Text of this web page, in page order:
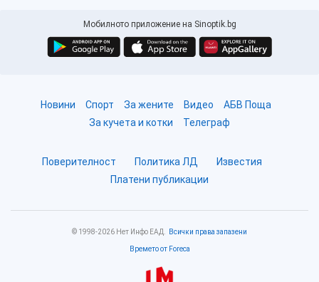
Мобилното приложение на Sinoptik.bg
Новини Спорт За жените Видео
АБВ Поща
За кучета и котки
Телеграф
Поверителност Политика ЛД
Известия
Платени публикации
© 1998-2026 Нет Инфо ЕАД. Всички права запазени
Времето от Foreca